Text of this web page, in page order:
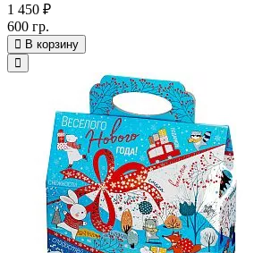
1 450 ₽
600 гр.
В корзину